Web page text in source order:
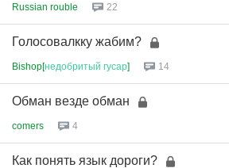
Russian rouble 22
Голосовалкку жабим?
Bishop[недобритый гусар] 14
Обман везде обман
comers 4
Как понять язык дороги?